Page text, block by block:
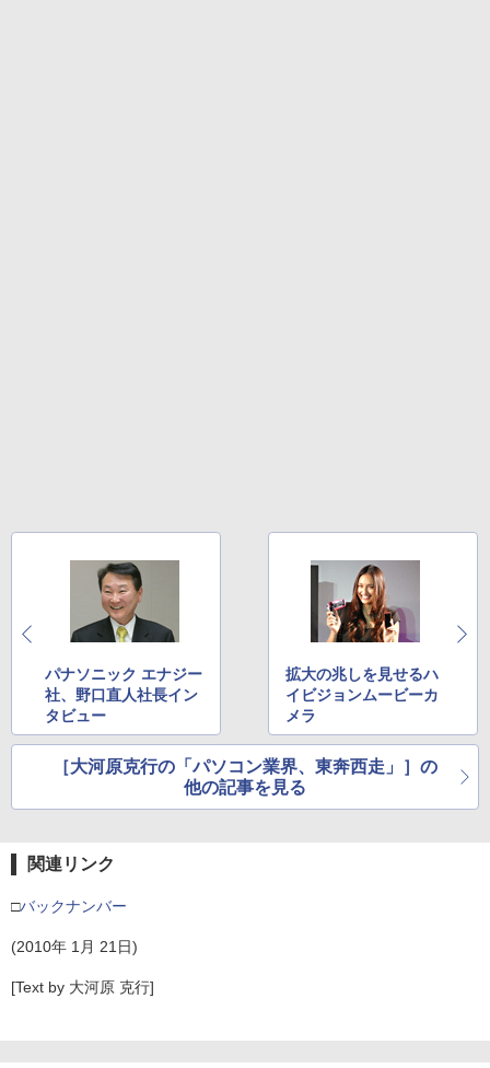
パナソニック エナジー
社、野口直人社長イン
タビュー
拡大の兆しを見せるハ
イビジョンムービーカ
メラ
［大河原克行の「パソコン業界、東奔西走」］の
他の記事を見る
関連リンク
□バックナンバー
(2010年 1月 21日)
[Text by 大河原 克行]